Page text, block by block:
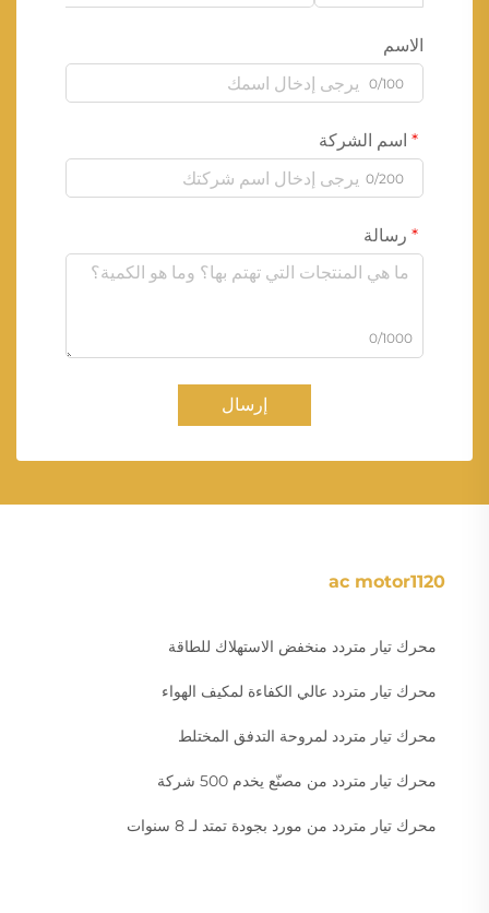
الاسم
0/100
اسم الشركة
0/200
رسالة
0/1000
إرسال
ac motor1120
محرك تيار متردد منخفض الاستهلاك للطاقة
محرك تيار متردد عالي الكفاءة لمكيف الهواء
محرك تيار متردد لمروحة التدفق المختلط
محرك تيار متردد من مصنّع يخدم 500 شركة
محرك تيار متردد من مورد بجودة تمتد لـ 8 سنوات